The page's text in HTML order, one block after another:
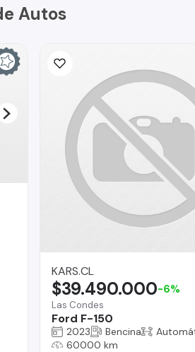
Autos
KARS.CL
Las Condes
Ford F-150
$39.490.000-6%
2023 Bencina
60000 km